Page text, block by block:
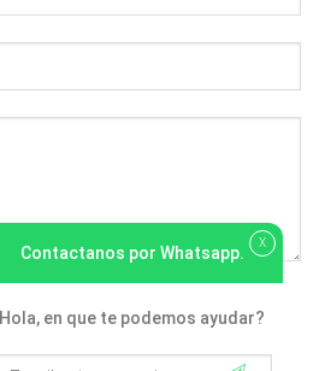
X
Contactanos por Whatsapp.
Hola, en que te podemos ayudar?